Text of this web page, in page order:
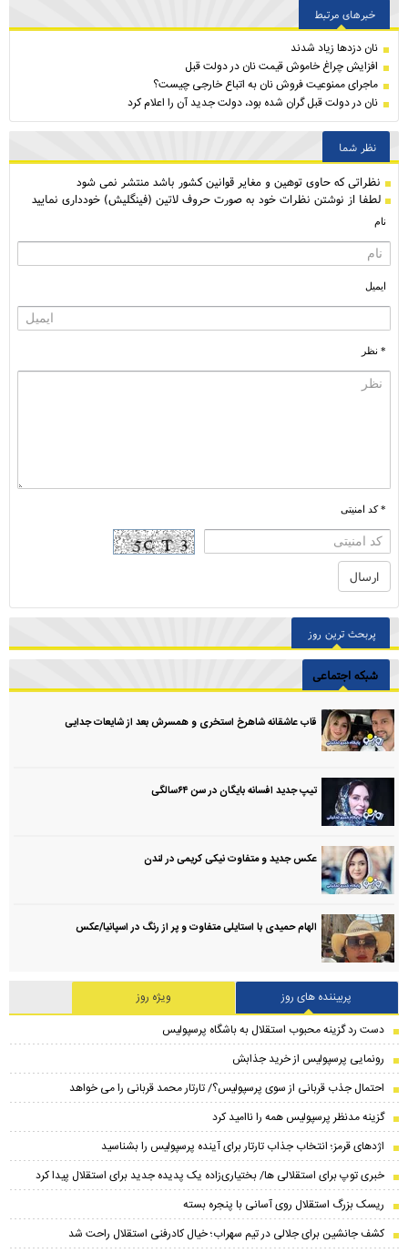
خبرهای مرتبط
نان دزدها زیاد شدند
افزایش چراغ خاموش قیمت نان در دولت قبل
ماجرای ممنوعیت فروش نان به اتباع خارجی چیست؟
نان در دولت قبل گران شده بود، دولت جدید آن را اعلام کرد
نظر شما
نظراتی كه حاوی توهین و مغایر قوانین کشور باشد منتشر نمی شود
لطفا از نوشتن نظرات خود به صورت حروف لاتین (فینگلیش) خودداری نمایید
نام
ایمیل
* نظر
* کد امنیتی
پربحث ترین روز
شبکه اجتماعی
قاب عاشقانه شاهرخ استخری و همسرش بعد از شایعات جدایی
تیپ جدید افسانه بایگان در سن ۶۴سالگی
عکس جدید و متفاوت نیکی کریمی در لندن
الهام حمیدی با استایلی متفاوت و پر از رنگ در اسپانیا/عکس
پربیننده های روز
ویژه روز
دست رد گزینه محبوب استقلال به باشگاه پرسپولیس
رونمایی پرسپولیس از خرید جذابش
احتمال جذب قربانی از سوی پرسپولیس؟/ تارتار محمد قربانی را می خواهد
گزینه مدنظر پرسپولیس همه را ناامید کرد
اژدهای قرمز؛ انتخاب جذاب تارتار برای آینده پرسپولیس را بشناسید
خبری توپ برای استقلالی ها/ بختیاری‌زاده یک پدیده جدید برای استقلال پیدا کرد
ریسک بزرگ استقلال روی آسانی با پنجره بسته
کشف جانشین برای جلالی در تیم سهراب؛ خیال کادرفنی استقلال راحت شد